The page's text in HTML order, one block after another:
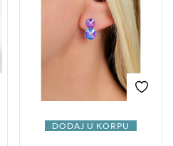
DODAJ U KORPU